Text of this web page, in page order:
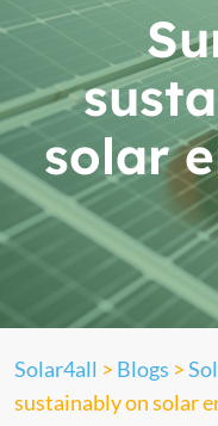
solar
Solar4all > Blogs >
sustainably on solar